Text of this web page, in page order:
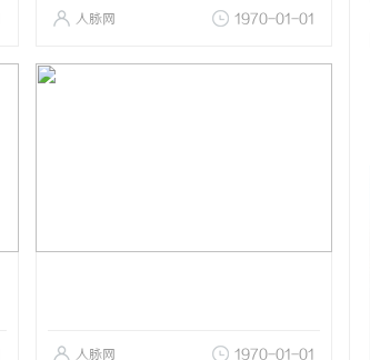
人脉网 1970-01-01
人脉网 1970-01-01